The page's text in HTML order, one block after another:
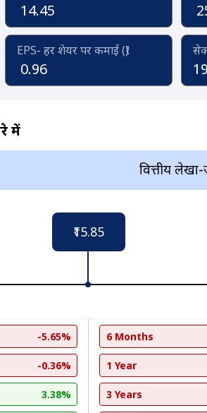
14.45
EPS- हर शेयर पर कमाई (₹)
0.96
में
वित्तीय
₹15.85
-5.65%
-0.36%
3.38%
6 Months
1 Year
3 Years